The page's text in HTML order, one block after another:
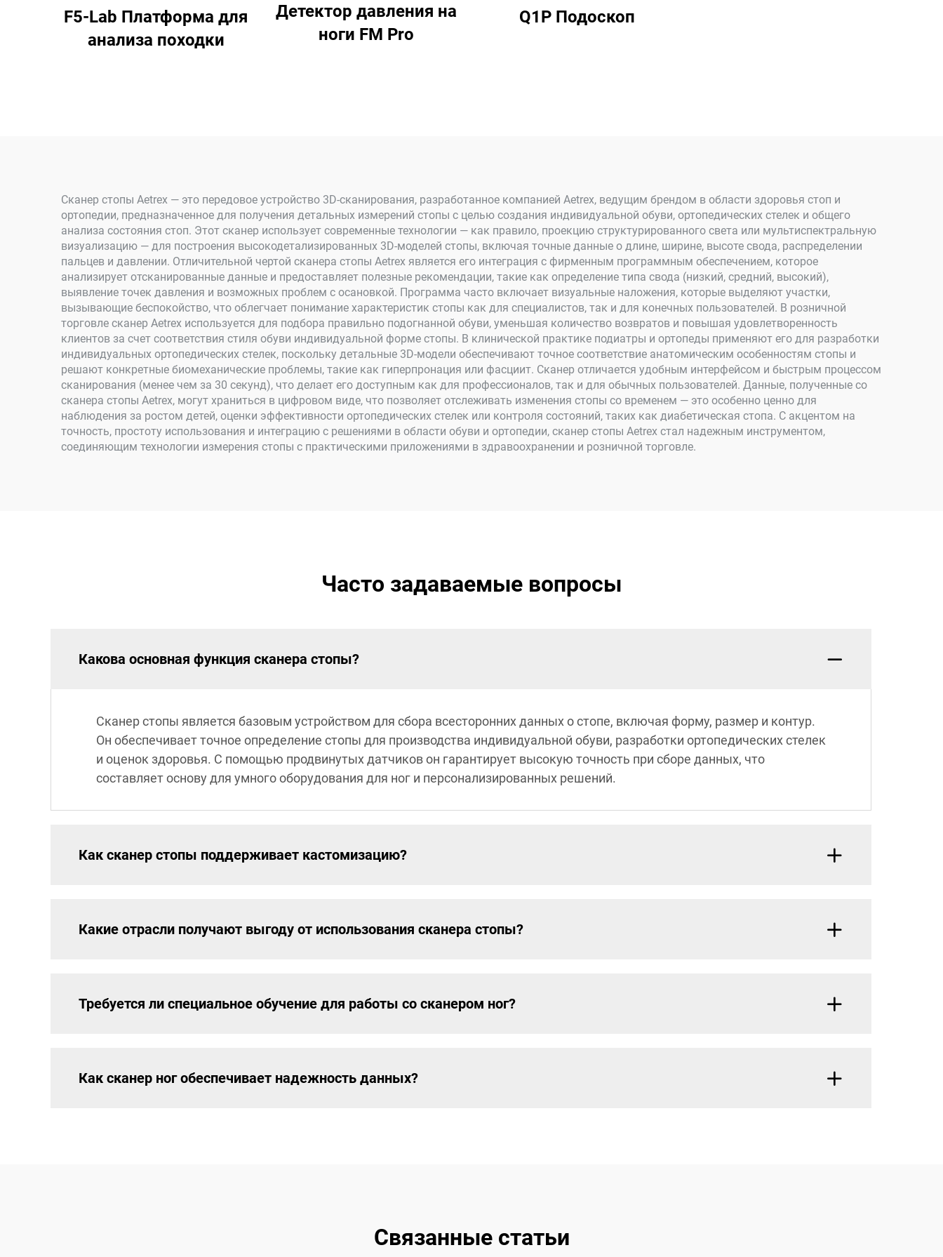
F5-Lab Платформа для
анализа походки
Детектор давления на
ноги FM Pro
Q1P Подоскоп
Сканер стопы Aetrex — это передовое устройство 3D-сканирования, разработанное компанией Aetrex, ведущим брендом в области здоровья стоп и
ортопедии, предназначенное для получения детальных измерений стопы с целью создания индивидуальной обуви, ортопедических стелек и общего
анализа состояния стоп. Этот сканер использует современные технологии — как правило, проекцию структурированного света или мультиспектральную
визуализацию — для построения высокодетализированных 3D-моделей стопы, включая точные данные о длине, ширине, высоте свода, распределении
пальцев и давлении. Отличительной чертой сканера стопы Aetrex является его интеграция с фирменным программным обеспечением, которое
анализирует отсканированные данные и предоставляет полезные рекомендации, такие как определение типа свода (низкий, средний, высокий),
выявление точек давления и возможных проблем с осановкой. Программа часто включает визуальные наложения, которые выделяют участки,
вызывающие беспокойство, что облегчает понимание характеристик стопы как для специалистов, так и для конечных пользователей. В розничной
торговле сканер Aetrex используется для подбора правильно подогнанной обуви, уменьшая количество возвратов и повышая удовлетворенность
клиентов за счет соответствия стиля обуви индивидуальной форме стопы. В клинической практике подиатры и ортопеды применяют его для разработки
индивидуальных ортопедических стелек, поскольку детальные 3D-модели обеспечивают точное соответствие анатомическим особенностям стопы и
решают конкретные биомеханические проблемы, такие как гиперпронация или фасциит. Сканер отличается удобным интерфейсом и быстрым процессом
сканирования (менее чем за 30 секунд), что делает его доступным как для профессионалов, так и для обычных пользователей. Данные, полученные со
сканера стопы Aetrex, могут храниться в цифровом виде, что позволяет отслеживать изменения стопы со временем — это особенно ценно для
наблюдения за ростом детей, оценки эффективности ортопедических стелек или контроля состояний, таких как диабетическая стопа. С акцентом на
точность, простоту использования и интеграцию с решениями в области обуви и ортопедии, сканер стопы Aetrex стал надежным инструментом,
соединяющим технологии измерения стопы с практическими приложениями в здравоохранении и розничной торговле.
Часто задаваемые вопросы
Какова основная функция сканера стопы?
Сканер стопы является базовым устройством для сбора всесторонних данных о стопе, включая форму, размер и контур.
Он обеспечивает точное определение стопы для производства индивидуальной обуви, разработки ортопедических стелек
и оценок здоровья. С помощью продвинутых датчиков он гарантирует высокую точность при сборе данных, что
составляет основу для умного оборудования для ног и персонализированных решений.
Как сканер стопы поддерживает кастомизацию?
Какие отрасли получают выгоду от использования сканера стопы?
Требуется ли специальное обучение для работы со сканером ног?
Как сканер ног обеспечивает надежность данных?
Связанные статьи